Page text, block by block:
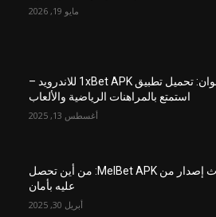
مايو 19, 2026
عنوان: تحميل تطبيق 1xBet APK للاندرويد –
استمتع بالمراهنات الرياضية والألعاب
أغسطس 13, 2025
أحدث إصدار من MelBet APK: من أين تحصل
عليه بأمان
أبريل 30, 2025